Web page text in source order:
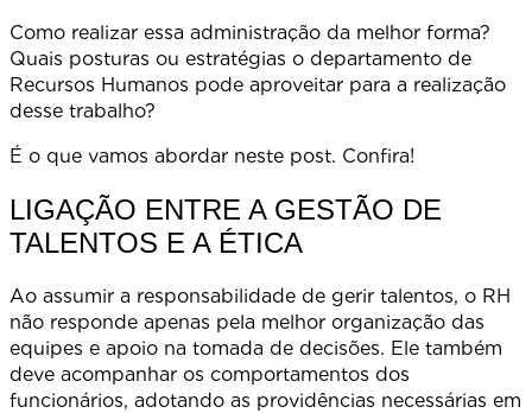
Como realizar essa administração da melhor forma?
Quais posturas ou estratégias o departamento de
Recursos Humanos pode aproveitar para a realização
desse trabalho?
É o que vamos abordar neste post. Confira!
LIGAÇÃO ENTRE A GESTÃO DE
TALENTOS E A ÉTICA
Ao assumir a responsabilidade de gerir talentos, o RH
não responde apenas pela melhor organização das
equipes e apoio na tomada de decisões. Ele também
deve acompanhar os comportamentos dos
funcionários, adotando as providências necessárias em